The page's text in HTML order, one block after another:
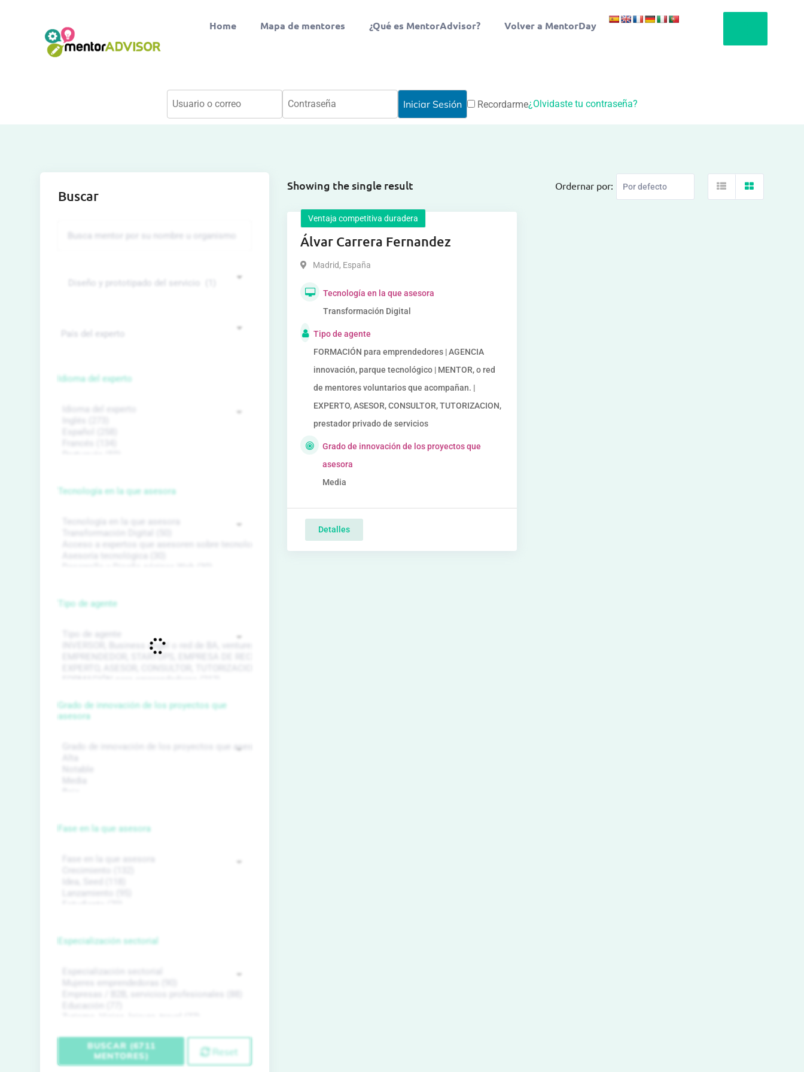
Home Mapa de mentores ¿Qué es MentorAdvisor? Volver a MentorDay
Recordarme¿Olvidaste tu contraseña?
Showing the single result Ordernar por:
Ventaja competitiva duradera
Álvar Carrera Fernandez
Madrid, España
Tecnología en la que asesora
Transformación Digital
Tipo de agente
FORMACIÓN para emprendedores | AGENCIA
innovación, parque tecnológico | MENTOR, o red
de mentores voluntarios que acompañan. |
EXPERTO, ASESOR, CONSULTOR, TUTORIZACION,
prestador privado de servicios
Grado de innovación de los proyectos que
asesora
Media
Detalles
Buscar
Idioma del experto
Tecnología en la que asesora
Tipo de agente
Grado de innovación de los proyectos que
asesora
Fase en la que asesora
Especialización sectorial
BUSCAR (6711
MENTORES)
Reset